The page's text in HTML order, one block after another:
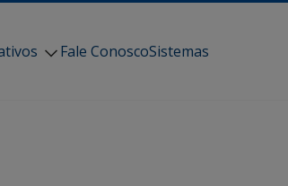
Fale ConoscoSistemas